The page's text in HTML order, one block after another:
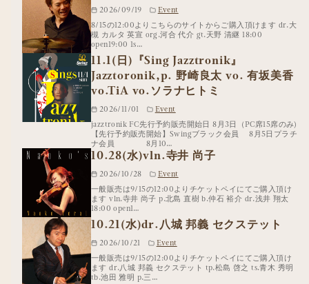
2026/09/19
Event
8/15の12:00よりこちらのサイトからご購入頂けます dr.大
槻 カルタ 英宣 org.河合 代介 gt.天野 清継 18:00
open19:00 1s…
11.1(日)『Sing Jazztronik』
Jazztoronik,p. 野崎良太 vo. 有坂美香
vo.TiA vo.ソラナヒトミ
2026/11/01
Event
jazztronik FC先行予約販売開始日 8月3日（PC席15席のみ)
【先行予約販売開始】Swingブラック会員 8月5日プラチ
ナ会員 8月10…
10.28(水)vln.寺井 尚子
2026/10/28
Event
一般販売は9/15の12:00よりチケットペイにてご購入頂け
ます vln.寺井 尚子 p.北島 直樹 b.仲石 裕介 dr.浅井 翔太
18:00 open1…
10.21(水)dr.八城 邦義 セクステット
2026/10/21
Event
一般販売は9/15の12:00よりチケットペイにてご購入頂け
ます dr.八城 邦義 セクステット tp.松島 啓之 ts.青木 秀明
tb.池田 雅明 p.三…